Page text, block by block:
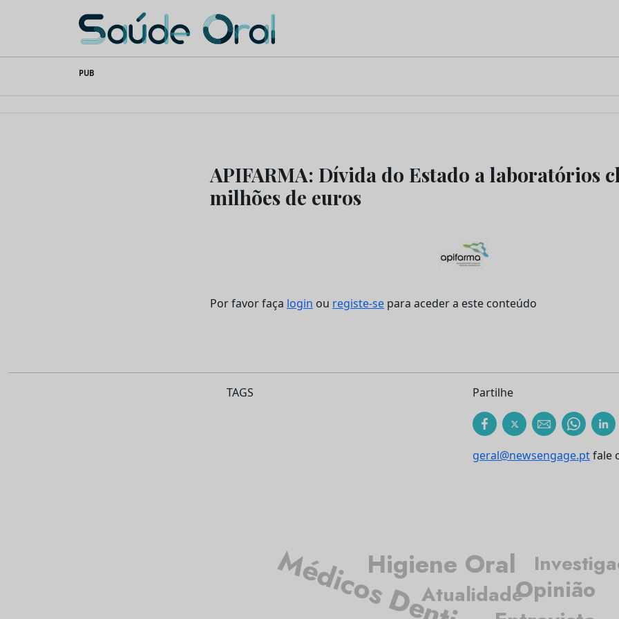
content
Saúde Oral
PUB
APIFARMA: Dívida do Estado a laboratórios
milhões de euros
Por favor faça login ou registe-se para aceder a este conteúdo
TAGS Partilhe
geral@newsengage.ptfale
Atualidade
Higiene Oral
Opinião